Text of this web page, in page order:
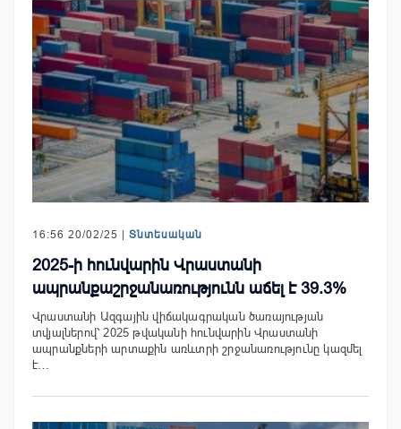
16:56 20/02/25 | Տնտեսական
2025-ի հունվարին Վրաստանի
ապրանքաշրջանառությունն աճել է 39.3%
Վրաստանի Ազգային վիճակագրական ծառայության
տվյալներով՝ 2025 թվականի հունվարին Վրաստանի
ապրանքների արտաքին առևտրի շրջանառությունը կազմել
է…